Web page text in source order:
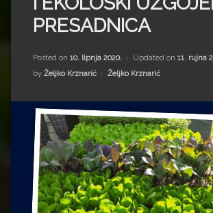
Impressum
Milenko Strižak
Drugi autori
Drugi autori
Matea Andrić
Ljiljana Lekanić-Kljaić
Željko Krznarić
Mario Lovreković
Miroslav Šantek
PRESADNICA
Posted on 10. lipnja 2020. Updated on 11. rujna
by Željko Krznarić Kategorije:
Željko Krznarić